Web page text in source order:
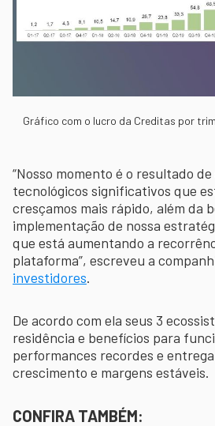
Gráfico com o lucro da Creditas por
“Nosso momento é o resultado
tecnológicos significativos que
cresçamos mais rápido, além da
implementação de nossa
que está aumentando a
plataforma”, escreveu a
investidores.
De acordo com ela seus 3
residência e benefícios para
performances recordes e
crescimento e margens estáveis.
CONFIRA TAMBÉM: